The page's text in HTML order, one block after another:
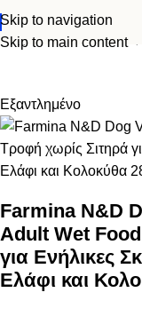
Skip to navigation
Skip to main content
Αρχική σελίδα Σκύλος
Εξαντλημένο
Farmina N&D
Adult Wet
για Ενήλικες
Ελάφι και